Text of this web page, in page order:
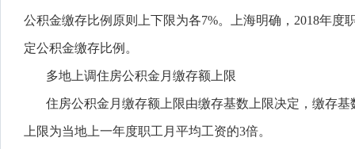
公积金缴存比例原则上下限为各7%。上海明确，2018年度
定公积金缴存比例。
多地上调住房公积金月缴存额上限
住房公积金月缴存额上限由缴存基数上限决定，缴存
上限为当地上一年度职工月平均工资的3倍。